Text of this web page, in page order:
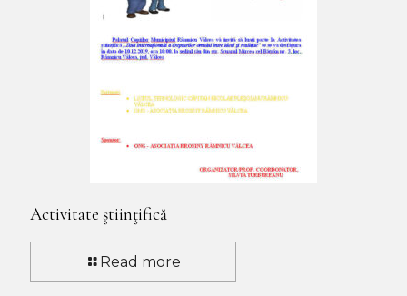
Activitate ştiinţifică
Read more